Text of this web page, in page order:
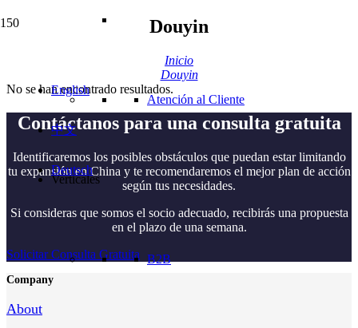
Atención al Cliente
Verticales
B2B
English
中文
Deutsch
Douyin
Inicio
Douyin
No se han encontrado resultados.
Contáctanos para una consulta gratuita
Identificaremos los posibles obstáculos que puedan estar limitando
tu expansión en China y te recomendaremos el mejor plan de acción
según tus necesidades.
Si consideras que somos el socio adecuado, recibirás una propuesta
en el plazo de una semana.
Solicitar Consulta Gratuita
Company
About